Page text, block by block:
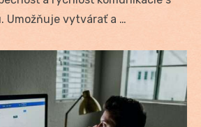
Umožňuje vytvárať a …